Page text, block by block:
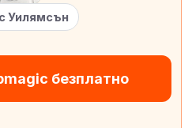
Уилямсън
безплатно